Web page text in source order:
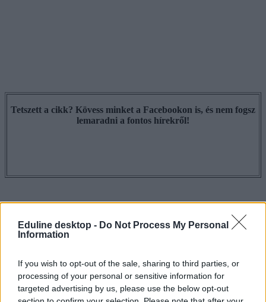
Eduline desktop - Do Not Process My Personal
Information
If you wish to opt-out of the sale, sharing to third parties, or
processing of your personal or sensitive information for
targeted advertising by us, please use the below opt-out
Tetszett a cikk? Kövess minket a Facebookon is, és nem fogsz
lemaradni a fontos hírekről!